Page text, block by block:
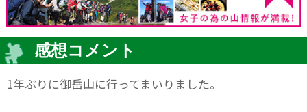
感想コメント
1年ぶりに御岳山に行ってまいりました。